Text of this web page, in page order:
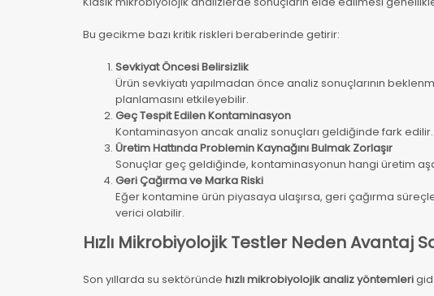
Bu gecikme bazı kritik riskleri beraberinde getirir:
Sevkiyat Öncesi Belirsizlik
Ürün sevkiyatı yapılmadan önce analiz sonuçlarının
planlamasını etkileyebilir.
Geç Tespit Edilen Kontaminasyon
Kontaminasyon ancak analiz sonuçları geldiğinde fark
Üretim Hattında Problemin Kaynağını Bulmak Zorlaşır
Sonuçlar geç geldiğinde, kontaminasyonun hangi üretim
Geri Çağırma ve Marka Riski
Eğer kontamine ürün piyasaya ulaşırsa, geri çağırma
verici olabilir.
Hızlı Mikrobiyolojik Testler Neden Avantaj
Son yıllarda su sektöründe hızlı mikrobiyolojik analiz yöntemleri